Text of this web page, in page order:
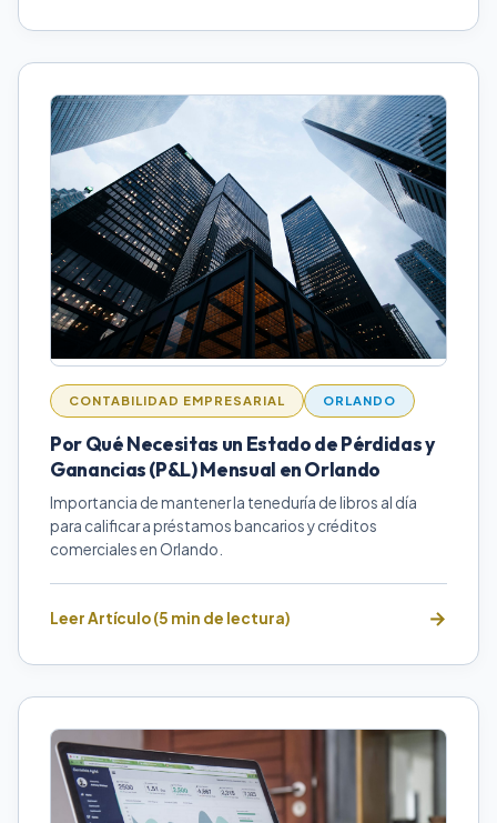
CONTABILIDAD EMPRESARIAL ORLANDO
Por Qué Necesitas un Estado de Pérdidas y
Ganancias (P&L) Mensual en Orlando
Importancia de mantener la teneduría de libros al día
para calificar a préstamos bancarios y créditos
comerciales en Orlando.
Leer Artículo (5 min de lectura)